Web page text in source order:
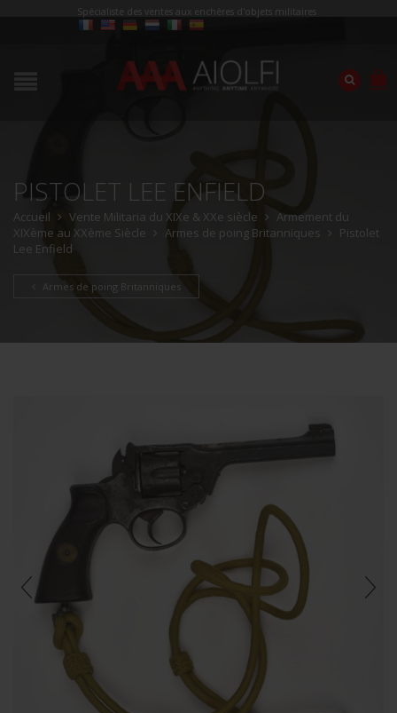
Spécialiste des ventes aux enchères d'objets militaires
PISTOLET LEE ENFIELD
Accueil Vente Militaria du XIXe & XXe siècle
Armement du
XIXème au XXème Siècle
Armes de poing Britanniques
Pistolet
Lee Enfield
Armes de poing Britanniques